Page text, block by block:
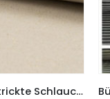
Bündchenware, rundgestrickte Schlauchware, Lurex, Ecru mit Gold